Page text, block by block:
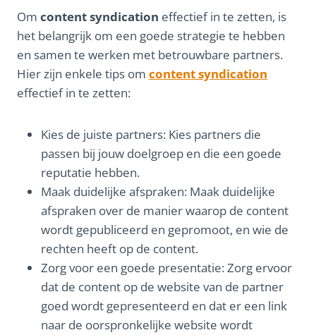
Om content syndication effectief in te zetten, is
het belangrijk om een goede strategie te hebben
en samen te werken met betrouwbare partners.
Hier zijn enkele tips om content syndication
effectief in te zetten:
Kies de juiste partners: Kies partners die
passen bij jouw doelgroep en die een goede
reputatie hebben.
Maak duidelijke afspraken: Maak duidelijke
afspraken over de manier waarop de content
wordt gepubliceerd en gepromoot, en wie de
rechten heeft op de content.
Zorg voor een goede presentatie: Zorg ervoor
dat de content op de website van de partner
goed wordt gepresenteerd en dat er een link
naar de oorspronkelijke website wordt